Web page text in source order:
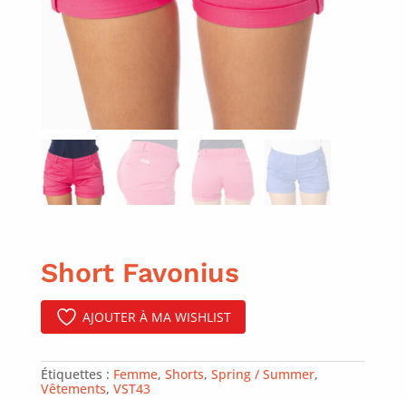
Short Favonius
AJOUTER À MA WISHLIST
Étiquettes : Femme, Shorts, Spring / Summer,
Vêtements, VST43